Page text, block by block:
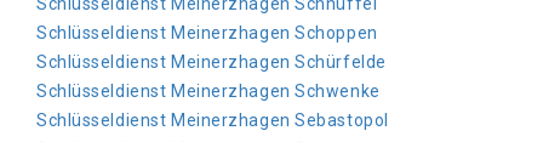
Schlüsseldienst Meinerzhagen Schoppen
Schlüsseldienst Meinerzhagen Schürfelde
Schlüsseldienst Meinerzhagen Schwenke
Schlüsseldienst Meinerzhagen Sebastopol